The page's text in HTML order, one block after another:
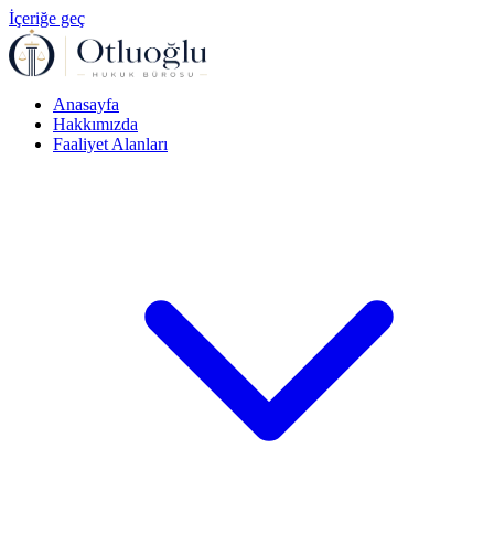
İçeriğe geç
Anasayfa
Hakkımızda
Faaliyet Alanları